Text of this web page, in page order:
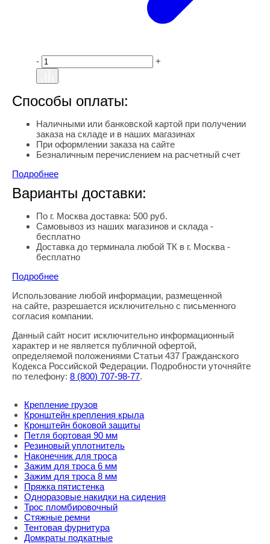
- +
Способы оплаты:
Наличными или банковской картой при получении
заказа на складе и в наших магазинах
При оформлении заказа на сайте
Безналичным перечислением на расчетный счет
Подробнее
Варианты доставки:
По г. Москва доставка: 500 руб.
Самовывоз из наших магазинов и склада -
бесплатно
Доставка до терминала любой ТК в г. Москва -
бесплатно
Подробнее
Правовая информация
Использование любой информации, размещенной
на сайте, разрешается исключительно с письменного
согласия компании.
Данный сайт носит исключительно информационный
характер и не является публичной офертой,
определяемой положениями Статьи 437 Гражданского
Кодекса Российской Федерации. Подробности уточняйте
по телефону: 8 (800) 707-98-77.
Крепление грузов
Кронштейн крепления крыла
Кронштейн боковой защиты
Петля бортовая 90 мм
Резиновый уплотнитель
Наконечник для троса
Зажим для троса 6 мм
Зажим для троса 8 мм
Пряжка пятистенка
Одноразовые накидки на сидения
Трос пломбировочный
Стяжные ремни
Тентовая фурнитура
Домкраты подкатные